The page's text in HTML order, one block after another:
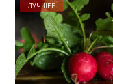
ЛУЧШЕЕ